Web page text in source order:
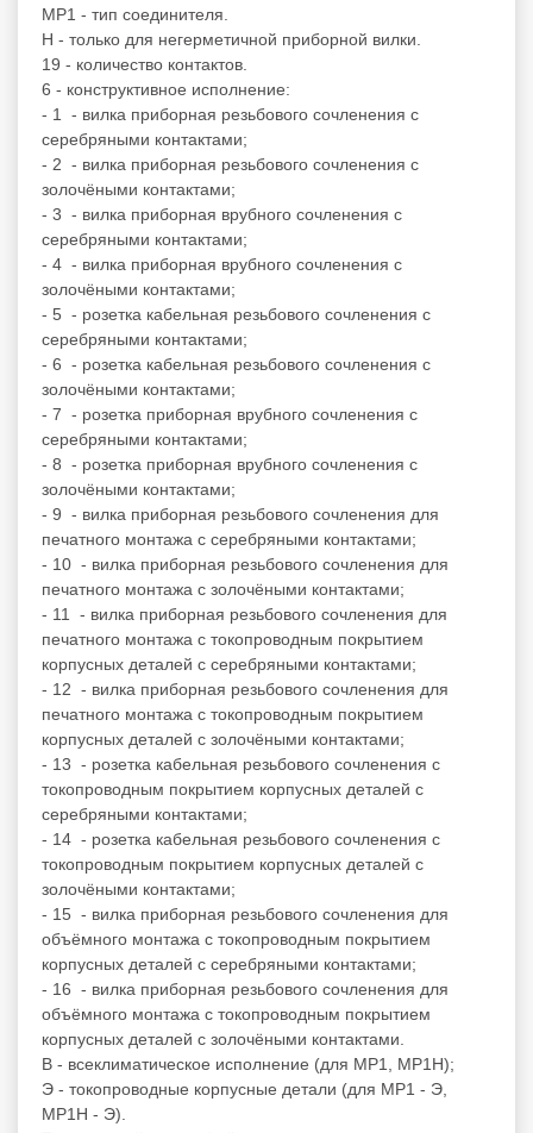
МР1 - тип соединителя.
Н - только для негерметичной приборной вилки.
19 - количество контактов.
6 - конструктивное исполнение:
- 1 - вилка приборная резьбового сочленения с
серебряными контактами;
- 2 - вилка приборная резьбового сочленения с
золочёными контактами;
- 3 - вилка приборная врубного сочленения с
серебряными контактами;
- 4 - вилка приборная врубного сочленения с
золочёными контактами;
- 5 - розетка кабельная резьбового сочленения с
серебряными контактами;
- 6 - розетка кабельная резьбового сочленения с
золочёными контактами;
- 7 - розетка приборная врубного сочленения с
серебряными контактами;
- 8 - розетка приборная врубного сочленения с
золочёными контактами;
- 9 - вилка приборная резьбового сочленения для
печатного монтажа с серебряными контактами;
- 10 - вилка приборная резьбового сочленения для
печатного монтажа с золочёными контактами;
- 11 - вилка приборная резьбового сочленения для
печатного монтажа с токопроводным покрытием
корпусных деталей с серебряными контактами;
- 12 - вилка приборная резьбового сочленения для
печатного монтажа с токопроводным покрытием
корпусных деталей с золочёными контактами;
- 13 - розетка кабельная резьбового сочленения с
токопроводным покрытием корпусных деталей с
серебряными контактами;
- 14 - розетка кабельная резьбового сочленения с
токопроводным покрытием корпусных деталей с
золочёными контактами;
- 15 - вилка приборная резьбового сочленения для
объёмного монтажа с токопроводным покрытием
корпусных деталей с серебряными контактами;
- 16 - вилка приборная резьбового сочленения для
объёмного монтажа с токопроводным покрытием
корпусных деталей с золочёными контактами.
В - всеклиматическое исполнение (для МР1, МР1Н);
Э - токопроводные корпусные детали (для МР1 - Э,
МР1Н - Э).